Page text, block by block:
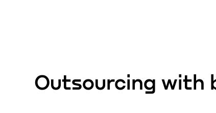
Outsourcing with